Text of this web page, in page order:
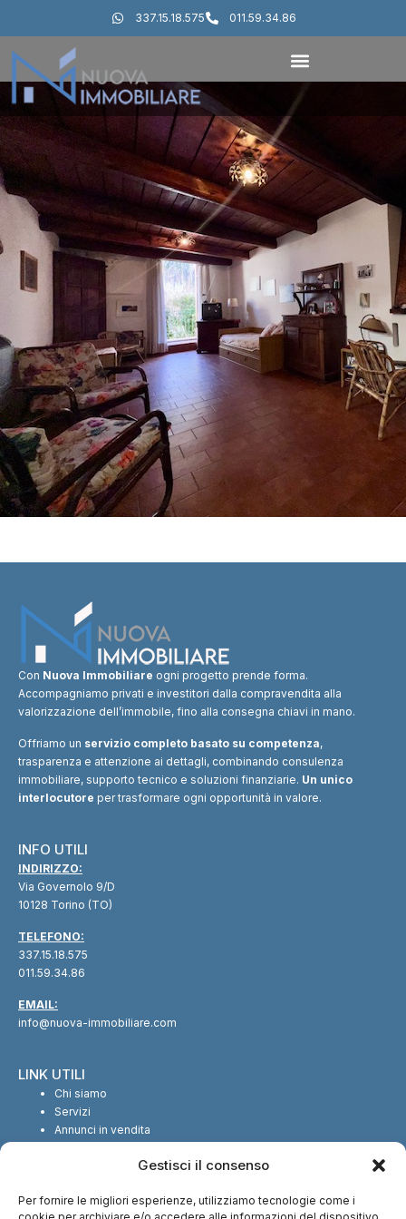
Gestisci il consenso
Per fornire le migliori esperienze, utilizziamo tecnologie come i
337.15.18.575 011.59.34.86
Con Nuova Immobiliare ogni progetto prende forma.
Accompagniamo privati e investitori dalla compravendita alla
valorizzazione dell’immobile, fino alla consegna chiavi in mano.
Offriamo un servizio completo basato su competenza,
trasparenza e attenzione ai dettagli, combinando consulenza
immobiliare, supporto tecnico e soluzioni finanziarie. Un unico
interlocutore per trasformare ogni opportunità in valore.
INFO UTILI
INDIRIZZO:
Via Governolo 9/D
10128 Torino (TO)
TELEFONO:
337.15.18.575
011.59.34.86
EMAIL:
info@nuova-immobiliare.com
LINK UTILI
Chi siamo
Servizi
Annunci in vendita
SEGUICI SUI SOCIAL